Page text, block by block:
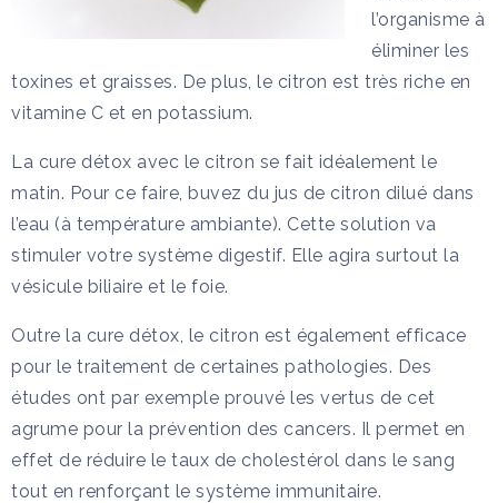
l’organisme à
éliminer les
toxines et graisses. De plus, le citron est très riche en
vitamine C et en potassium.
La cure détox avec le citron se fait idéalement le
matin. Pour ce faire, buvez du jus de citron dilué dans
l’eau (à température ambiante). Cette solution va
stimuler votre système digestif. Elle agira surtout la
vésicule biliaire et le foie.
Outre la cure détox, le citron est également efficace
pour le traitement de certaines pathologies. Des
études ont par exemple prouvé les vertus de cet
agrume pour la prévention des cancers. Il permet en
effet de réduire le taux de cholestérol dans le sang
tout en renforçant le système immunitaire.